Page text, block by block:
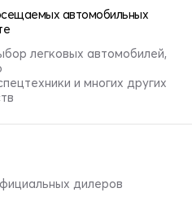
автомобильных
легковых автомобилей,
и многих других
дилеров